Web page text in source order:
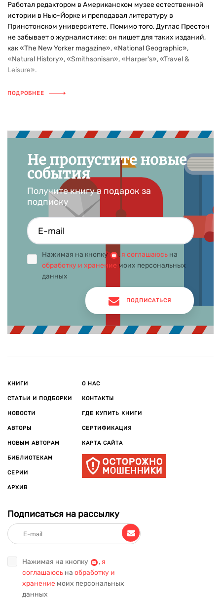
Работал редактором в Американском музее естественной
истории в Нью-Йорке и преподавал литературу в
Принстонском университете. Помимо того, Дуглас Престон
не забывает о журналистике: он пишет для таких изданий,
как «The New Yorker magazine», «National Geographic»,
«Natural History», «Smithsonisan», «Harper's», «Travel &
Leisure».
ПОДРОБНЕЕ
Не пропустите новые
события
Получите книгу в подарок за
подписку
Нажимая на кнопку , я соглашаюсь на
обработку и хранение моих персональных
данных
ПОДПИСАТЬСЯ
КНИГИ
СТАТЬИ И ПОДБОРКИ
НОВОСТИ
АВТОРЫ
НОВЫМ АВТОРАМ
БИБЛИОТЕКАМ
СЕРИИ
АРХИВ
О НАС
КОНТАКТЫ
ГДЕ КУПИТЬ КНИГИ
СЕРТИФИКАЦИЯ
КАРТА САЙТА
Подписаться на рассылку
Нажимая на кнопку , я
соглашаюсь на обработку и
хранение моих персональных
данных